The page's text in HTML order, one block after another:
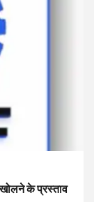
खोलने के प्रस्ताव